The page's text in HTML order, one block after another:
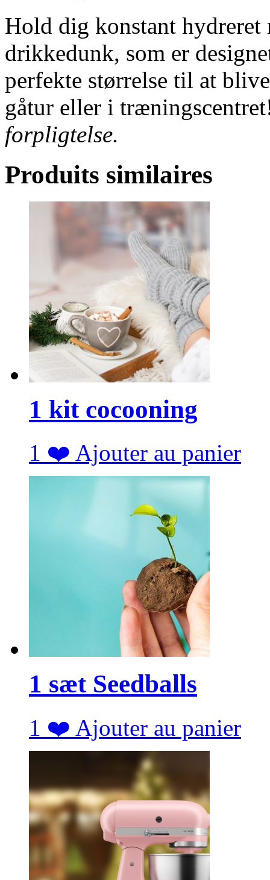
Hold dig konstant
drikkedunk, som er
perfekte størrelse til at
gåtur eller i
forpligtelse.
Produits similaires
1 kit cocooning
1 ❤️ Ajouter au panier
1 sæt Seedballs
1 ❤️ Ajouter au panier